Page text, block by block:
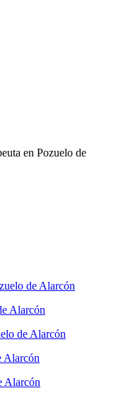
en Pozuelo de
de Alarcón
Alarcón
de Alarcón
Alarcón
Alarcón